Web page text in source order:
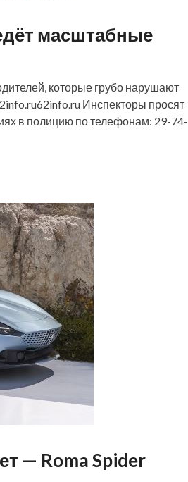
масштабные
которые грубо нарушают
Инспекторы просят
в полицию по телефонам: 29-74-
— Roma Spider